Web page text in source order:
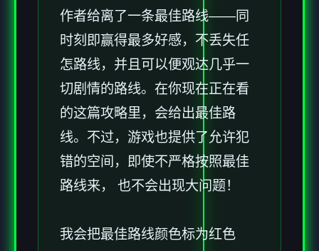
作者给离了一条最佳路线——同
时刻即赢得最多好感，不丢失任
怎路线，并且可以便观达几乎一
切剧情的路线。在你现在正在看
的这篇攻略里，会给出最佳路
线。不过，游戏也提供了允许犯
错的空间，即使不严格按照最佳
路线来， 也不会出现大问题！
我会把最佳路线颜色标为红色